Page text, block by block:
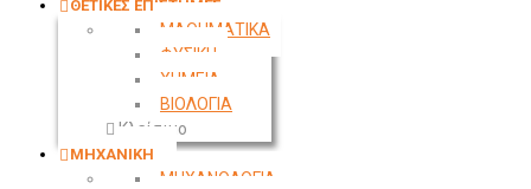
ΘΕΤΙΚΕΣ ΕΠΙΣΤΗΜΕΣ
ΜΑΘΗΜΑΤΙΚΑ
ΦΥΣΙΚΗ
ΧΗΜΕΙΑ
ΒΙΟΛΟΓΙΑ
Κλείσιμο
ΜΗΧΑΝΙΚΗ
ΜΗΧΑΝΟΛΟΓΙΑ